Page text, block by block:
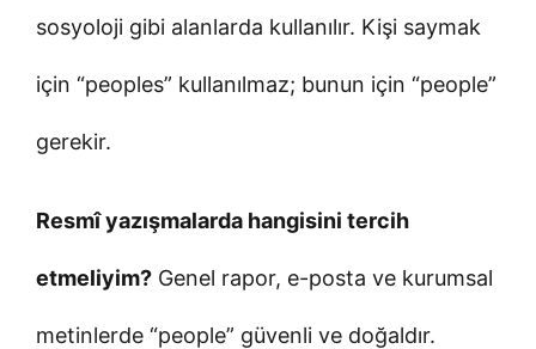
sosyoloji gibi alanlarda kullanılır. Kişi saymak
için “peoples” kullanılmaz; bunun için “people”
gerekir.
Resmî yazışmalarda hangisini tercih
etmeliyim? Genel rapor, e-posta ve kurumsal
metinlerde “people” güvenli ve doğaldır.